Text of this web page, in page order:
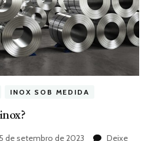
INOX SOB MEDIDA
de setembro de 2023
Deixe